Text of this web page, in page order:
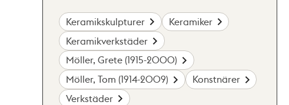
Keramikskulpturer
Keramiker
Keramikverkstäder
Möller, Grete (1915-2000)
Möller, Tom (1914-2009)
Konstnärer
Verkstäder